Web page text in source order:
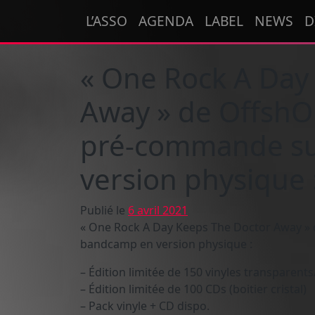
Navigation principale
L’ASSO AGENDA LABEL NEWS
« One Rock A
Away » de
pré-commande
version physique
Publié le 6 avril 2021
« One Rock A Day Keeps The Doctor Away
bandcamp en version physique :
– Édition limitée de 150 vinyles
– Édition limitée de 100 CDs (boitier cristal)
– Pack vinyle + CD dispo.